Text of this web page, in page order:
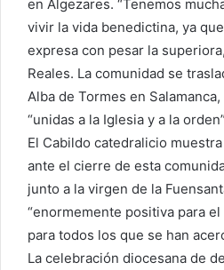
en Algezares. “Tenemos
vivir la vida benedictina, ya
expresa con pesar la
Reales. La comunidad se
Alba de Tormes en
“unidas a la Iglesia y a la
El Cabildo catedralicio
ante el cierre de esta
junto a la virgen de la
“enormemente positiva para
para todos los que se han
La celebración diocesana de